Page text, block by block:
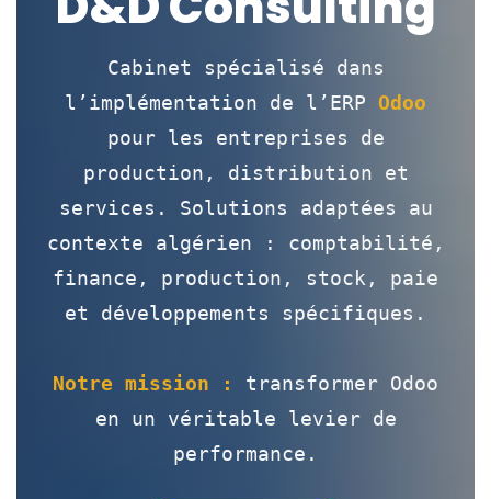
Cabinet spécialisé dans
l’implémentation de l’ERP Odoo
pour les entreprises de
production, distribution et
services. Solutions adaptées au
contexte algérien : comptabilité,
finance, production, stock, paie
et développements spécifiques.
Notre mission :
transformer Odoo
en un véritable levier de
performance.